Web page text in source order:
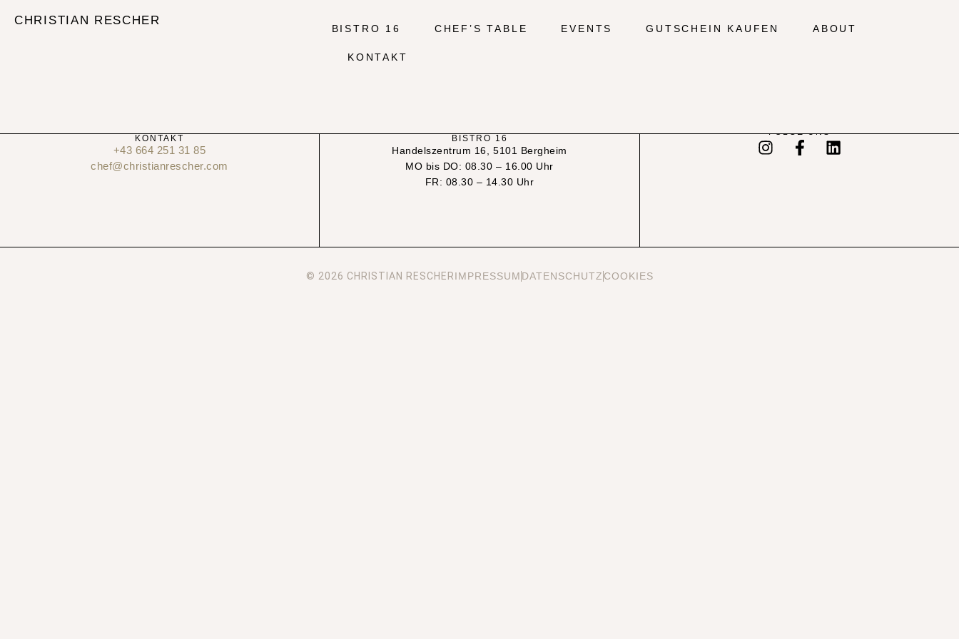
CHRISTIAN RESCHER
BISTRO 16 CHEF’S TABLE EVENTS GUTSCHEIN KAUFEN ABOUT
KONTAKT
KONTAKT
+43 664 251 31 85
chef@christianrescher.com
BISTRO 16
Handelszentrum 16, 5101 Bergheim
MO bis DO: 08.30 – 16.00 Uhr
FR: 08.30 – 14.30 Uhr
FOLGE UNS
© 2026 CHRISTIAN RESCHERIMPRESSUM DATENSCHUTZ COOKIES